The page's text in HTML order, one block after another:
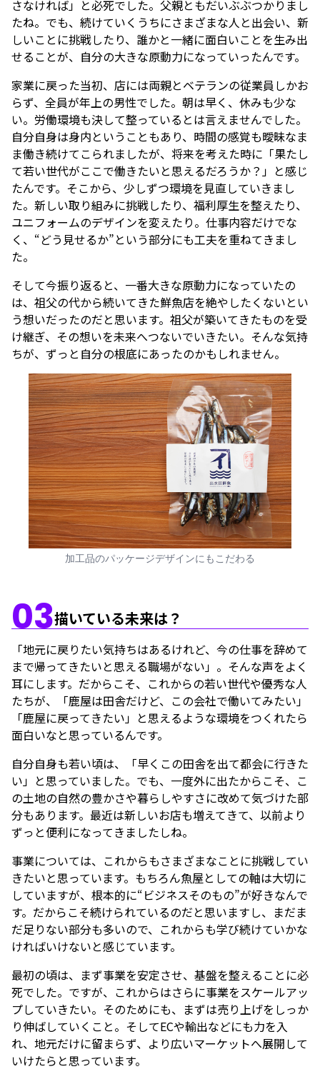
さなければ」と必死でした。父親ともだいぶぶつかりまし
たね。でも、続けていくうちにさまざまな人と出会い、新
しいことに挑戦したり、誰かと一緒に面白いことを生み出
せることが、自分の大きな原動力になっていったんです。
家業に戻った当初、店には両親とベテランの従業員しかお
らず、全員が年上の男性でした。朝は早く、休みも少な
い。労働環境も決して整っているとは言えませんでした。
自分自身は身内ということもあり、時間の感覚も曖昧なま
ま働き続けてこられましたが、将来を考えた時に「果たし
て若い世代がここで働きたいと思えるだろうか？」と感じ
たんです。そこから、少しずつ環境を見直していきまし
た。新しい取り組みに挑戦したり、福利厚生を整えたり、
ユニフォームのデザインを変えたり。仕事内容だけでな
く、“どう見せるか”という部分にも工夫を重ねてきまし
た。
そして今振り返ると、一番大きな原動力になっていたの
は、祖父の代から続いてきた鮮魚店を絶やしたくないとい
う想いだったのだと思います。祖父が築いてきたものを受
け継ぎ、その想いを未来へつないでいきたい。そんな気持
ちが、ずっと自分の根底にあったのかもしれません。
加工品のパッケージデザインにもこだわる
03描いている未来は？
「地元に戻りたい気持ちはあるけれど、今の仕事を辞めて
まで帰ってきたいと思える職場がない」。そんな声をよく
耳にします。だからこそ、これからの若い世代や優秀な人
たちが、「鹿屋は田舎だけど、この会社で働いてみたい」
「鹿屋に戻ってきたい」と思えるような環境をつくれたら
面白いなと思っているんです。
自分自身も若い頃は、「早くこの田舎を出て都会に行きた
い」と思っていました。でも、一度外に出たからこそ、こ
の土地の自然の豊かさや暮らしやすさに改めて気づけた部
分もあります。最近は新しいお店も増えてきて、以前より
ずっと便利になってきましたしね。
事業については、これからもさまざまなことに挑戦してい
きたいと思っています。もちろん魚屋としての軸は大切に
していますが、根本的に“ビジネスそのもの”が好きなんで
す。だからこそ続けられているのだと思いますし、まだま
だ足りない部分も多いので、これからも学び続けていかな
ければいけないと感じています。
最初の頃は、まず事業を安定させ、基盤を整えることに必
死でした。ですが、これからはさらに事業をスケールアッ
プしていきたい。そのためにも、まずは売り上げをしっか
り伸ばしていくこと。そしてECや輸出などにも力を入
れ、地元だけに留まらず、より広いマーケットへ展開して
いけたらと思っています。